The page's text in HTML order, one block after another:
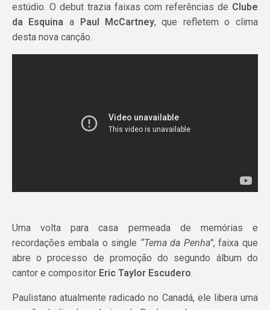
estúdio. O debut trazia faixas com referências de Clube
da Esquina a Paul McCartney, que refletem o clima
desta nova canção.
Uma volta para casa permeada de memórias e
recordações embala o single “Tema da Penha”, faixa que
abre o processo de promoção do segundo álbum do
cantor e compositor Eric Taylor Escudero.
Paulistano atualmente radicado no Canadá, ele libera uma